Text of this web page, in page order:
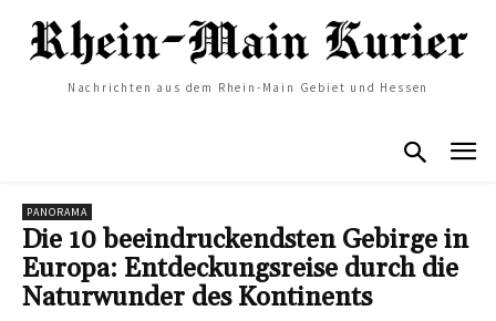
Nachrichten aus dem Rhein-Main Gebiet und Hessen
PANORAMA
Die 10 beeindruckendsten Gebirge in
Europa: Entdeckungsreise durch die
Naturwunder des Kontinents